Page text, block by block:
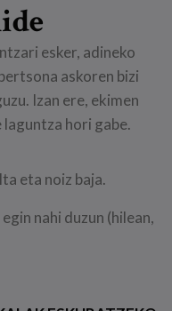
esker, adineko
askoren bizi
Izan ere, ekimen
hori gabe.
eta noiz baja.
nahi duzun (hilean,